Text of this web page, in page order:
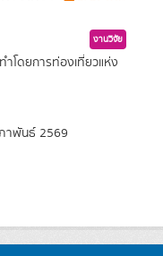
งานวิจัย
โดยการท่องเที่ยวแห่ง
พันธ์ 2569